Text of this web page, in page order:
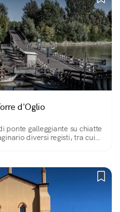
d'Oglio
ponte galleggiante su chiatte
diversi registi, tra cui